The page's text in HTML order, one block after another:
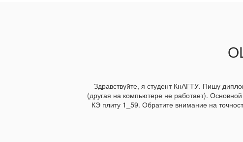
Здравствуйте, я студент КнАГТУ. Пишу
(другая на компьютере не работает).
КЭ плиту 1_59. Обратите внимание на